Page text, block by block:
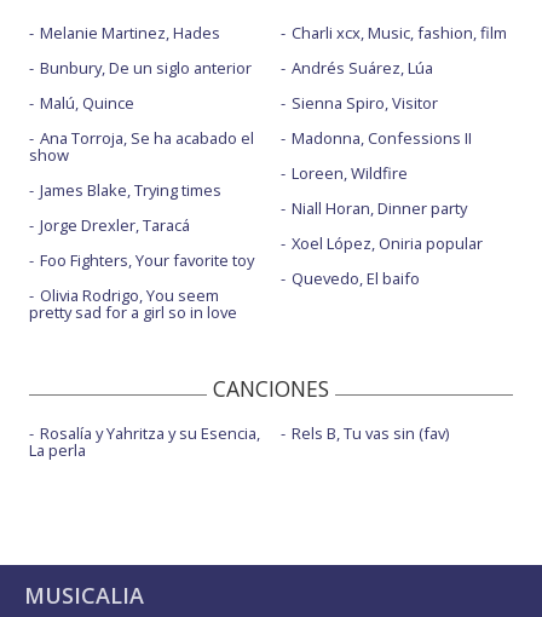
Melanie Martinez, Hades
Bunbury, De un siglo anterior
Malú, Quince
Ana Torroja, Se ha acabado el
show
James Blake, Trying times
Jorge Drexler, Taracá
Foo Fighters, Your favorite toy
Olivia Rodrigo, You seem
pretty sad for a girl so in love
Charli xcx, Music, fashion, film
Andrés Suárez, Lúa
Sienna Spiro, Visitor
Madonna, Confessions II
Loreen, Wildfire
Niall Horan, Dinner party
Xoel López, Oniria popular
Quevedo, El baifo
CANCIONES
Rosalía y Yahritza y su Esencia,
La perla
Rels B, Tu vas sin (fav)
MUSICALIA